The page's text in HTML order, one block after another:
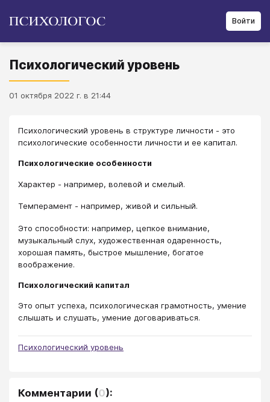
Войти
Психологический уровень
01 октября 2022 г. в 21:44
Психологический уровень в структуре личности - это
психологические особенности личности и ее капитал.
Психологические особенности
Характер - например, волевой и смелый.
Темперамент - например, живой и сильный.
Это способности: например, цепкое внимание,
музыкальный слух, художественная одаренность,
хорошая память, быстрое мышление, богатое
воображение.
Психологический капитал
Это опыт успеха, психологическая грамотность, умение
слышать и слушать, умение договариваться.
Психологический уровень
Комментарии (0):